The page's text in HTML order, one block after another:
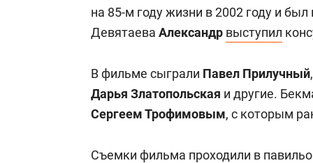
на 85-м году жизни в 2002 году и
Девятаева Александр выступил
В фильме сыграли Павел Прилучный,
Дарья Златопольская и другие.
Сергеем Трофимовым, с которым
Съемки фильма проходили в